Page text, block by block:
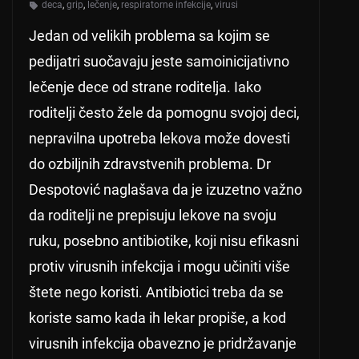
deca, grip, lečenje, respiratorne infekcije, virusi
Jedan od velikih problema sa kojim se
pedijatri suočavaju jeste samoinicijativno
lečenje dece od strane roditelja. Iako
roditelji često žele da pomognu svojoj deci,
nepravilna upotreba lekova može dovesti
do ozbiljnih zdravstvenih problema. Dr
Despotović naglašava da je izuzetno važno
da roditelji ne prepisuju lekove na svoju
ruku, posebno antibiotike, koji nisu efikasni
protiv virusnih infekcija i mogu učiniti više
štete nego koristi. Antibiotici treba da se
koriste samo kada ih lekar propiše, a kod
virusnih infekcija obavezno je pridržavanje